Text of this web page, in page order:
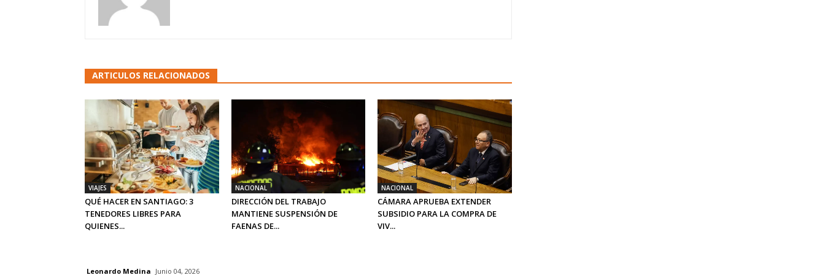
ARTICULOS RELACIONADOS
VIAJES
QUÉ HACER EN SANTIAGO: 3
TENEDORES LIBRES PARA
QUIENES...
NACIONAL
DIRECCIÓN DEL TRABAJO
MANTIENE SUSPENSIÓN DE
FAENAS DE...
NACIONAL
CÁMARA APRUEBA EXTENDER
SUBSIDIO PARA LA COMPRA DE
VIV...
Leonardo Medina Junio 04, 2026